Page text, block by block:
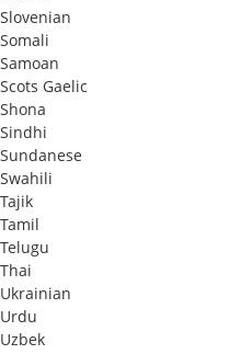
Slovenian
Somali
Samoan
Scots Gaelic
Shona
Sindhi
Sundanese
Swahili
Tajik
Tamil
Telugu
Thai
Ukrainian
Urdu
Uzbek